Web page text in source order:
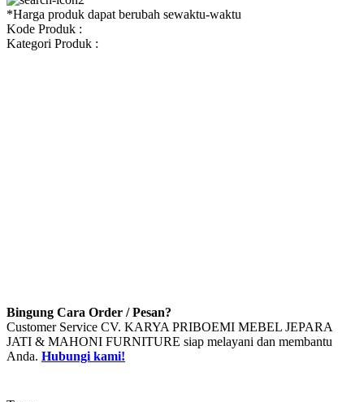
*Harga produk dapat berubah sewaktu-waktu
Kode Produk :
Kategori Produk :
Bingung Cara Order / Pesan?
Customer Service CV. KARYA PRIBOEMI MEBEL JEPARA
JATI & MAHONI FURNITURE siap melayani dan membantu
Anda. Hubungi kami!